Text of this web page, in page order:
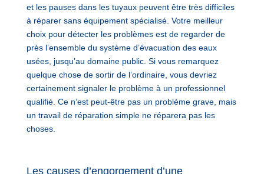
et les pauses dans les tuyaux peuvent être très difficiles
à réparer sans équipement spécialisé. Votre meilleur
choix pour détecter les problèmes est de regarder de
près l’ensemble du système d’évacuation des eaux
usées, jusqu’au domaine public. Si vous remarquez
quelque chose de sortir de l’ordinaire, vous devriez
certainement signaler le problème à un professionnel
qualifié. Ce n’est peut-être pas un problème grave, mais
un travail de réparation simple ne réparera pas les
choses.
Les causes d’engorgement d’une